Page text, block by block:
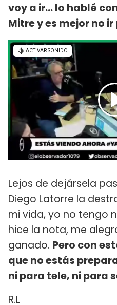
voy a ir... lo hablé
Mitre y es mejor no ir
Lejos de dejársela
Diego Latorre la
mi vida, yo no tengo
hice la nota, me
ganado. Pero con
que no estás
ni para tele, ni para
R.L